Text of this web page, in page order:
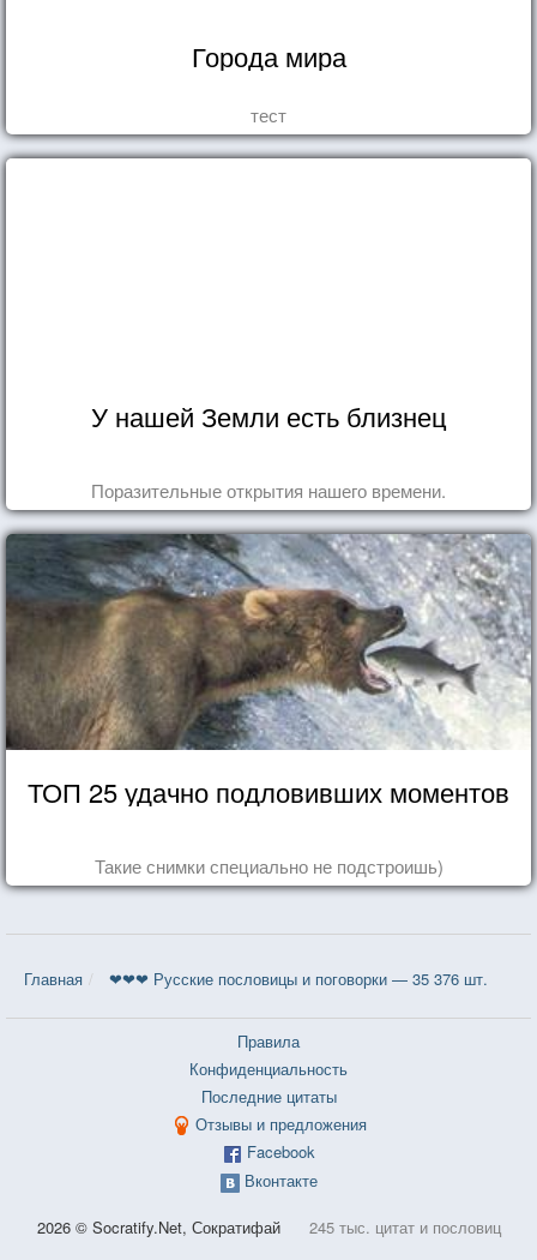
Города мира
тест
У нашей Земли есть близнец
Поразительные открытия нашего времени.
ТОП 25 удачно подловивших моментов
Такие снимки специально не подстроишь)
Главная ❤❤❤ Русские пословицы и поговорки — 35 376 шт.
Правила
Конфиденциальность
Последние цитаты
Отзывы и предложения
Facebook
Вконтакте
2026 © Socratify.Net, Сократифай 245 тыс. цитат и пословиц